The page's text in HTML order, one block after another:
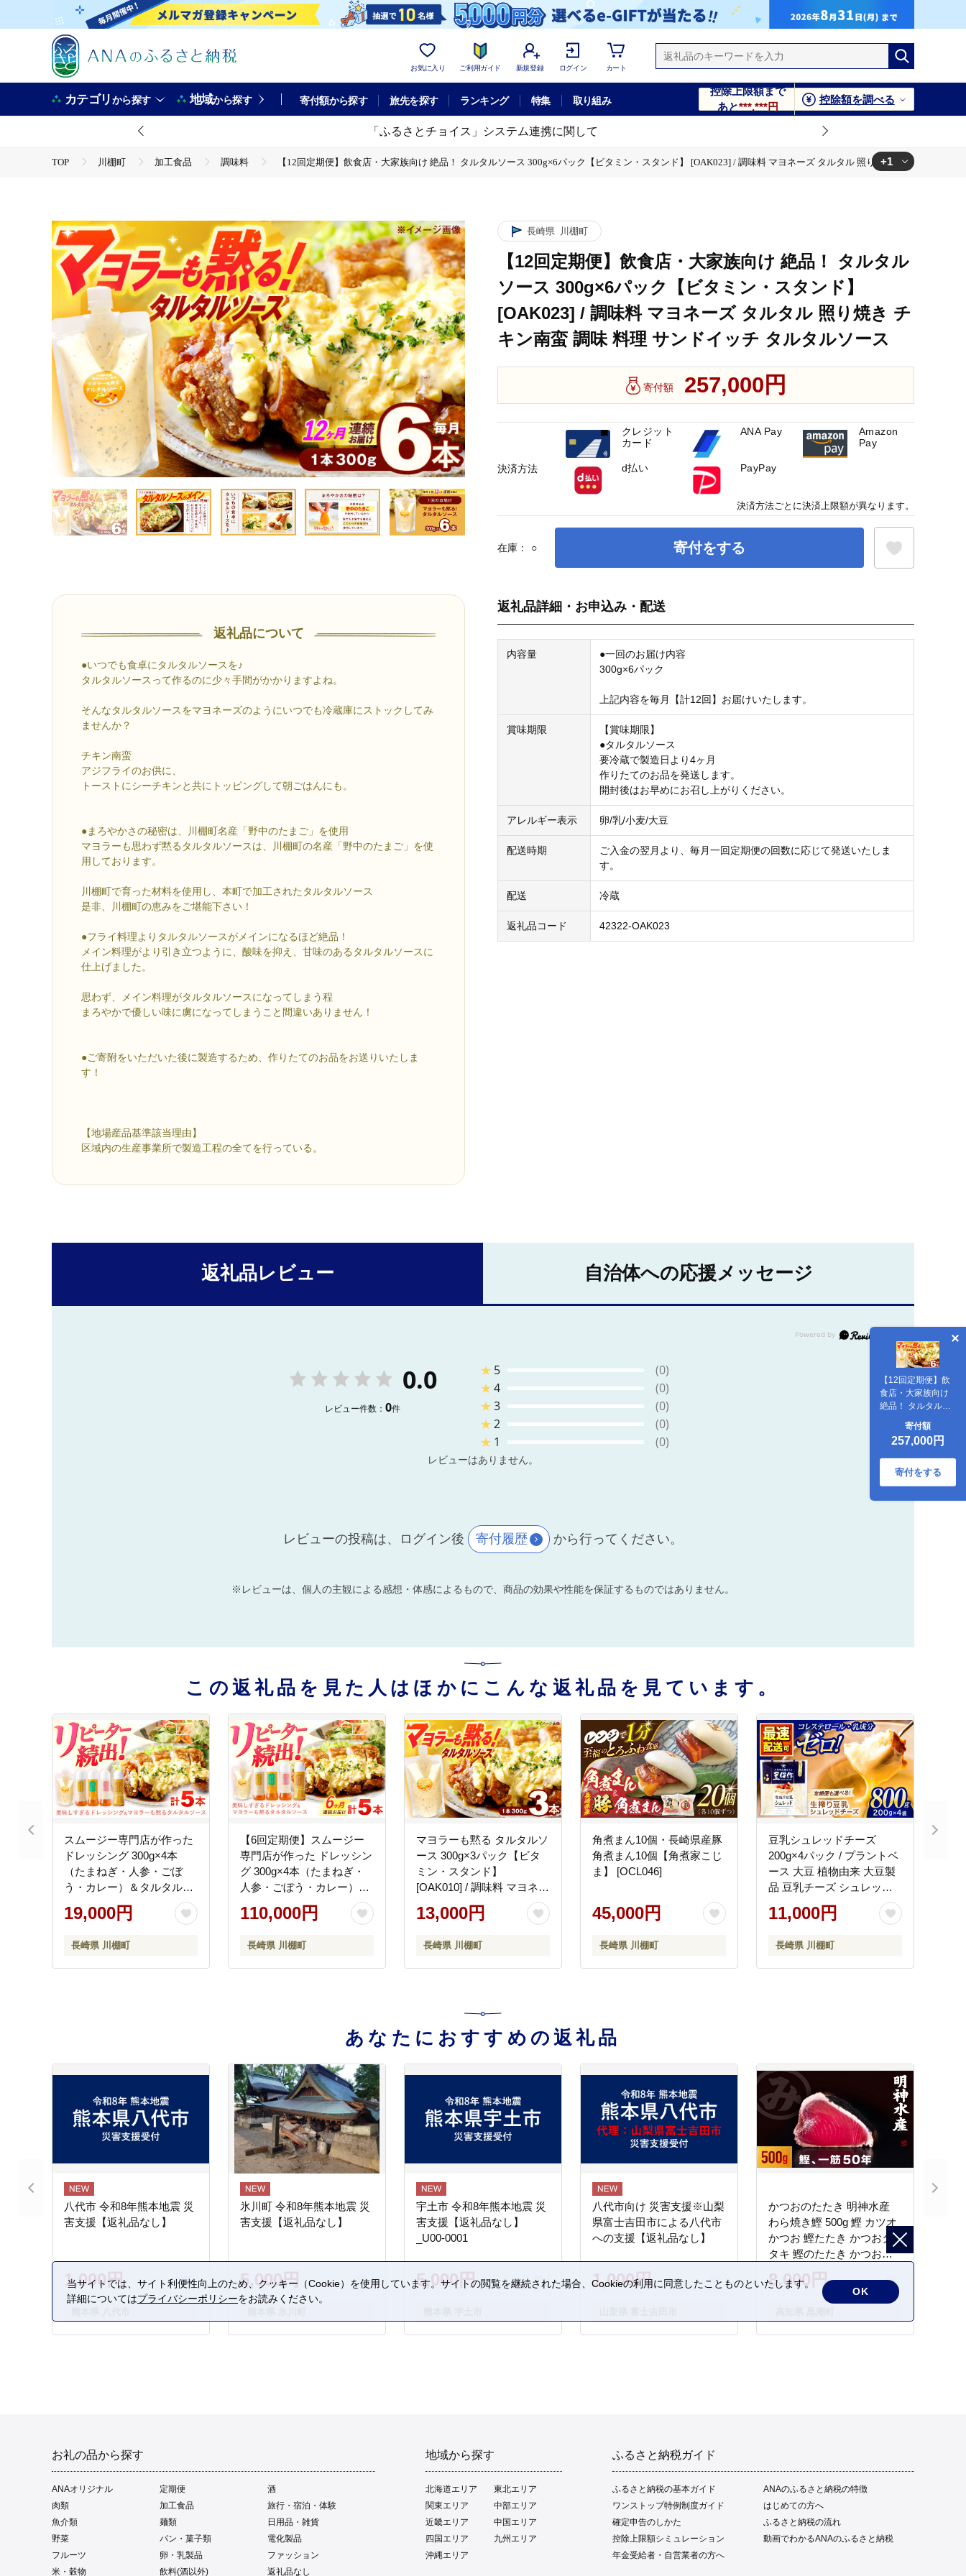
お気に入り ご利用ガイド 新規登録 ログイン カート
カテゴリから探す 地域から探す 寄付額から探す 旅先を探す ランキング 特集 取り組み
控除上限額まで
あと***,***円
控除額を調べる
「ふるさとチョイス」システム連携に関して
TOP 川棚町 加工食品 調味料
【12回定期便】飲食店・大家族向け 絶品！ タルタルソース 300g×6パック【ビタミン・スタンド】 [OAK023] / 調味料 マヨネーズ タルタル 照り焼き チキン南蛮 調
+1
返礼品について
●いつでも食卓にタルタルソースを♪
タルタルソースって作るのに少々手間がかかりますよね。
そんなタルタルソースをマヨネーズのようにいつでも冷蔵庫にストックしてみ
ませんか？
チキン南蛮
アジフライのお供に、
トーストにシーチキンと共にトッピングして朝ごはんにも。
●まろやかさの秘密は、川棚町名産「野中のたまご」を使用
マヨラーも思わず黙るタルタルソースは、川棚町の名産「野中のたまご」を使
用しております。
川棚町で育った材料を使用し、本町で加工されたタルタルソース
是非、川棚町の恵みをご堪能下さい！
●フライ料理よりタルタルソースがメインになるほど絶品！
メイン料理がより引き立つように、酸味を抑え、甘味のあるタルタルソースに
仕上げました。
思わず、メイン料理がタルタルソースになってしまう程
まろやかで優しい味に虜になってしまうこと間違いありません！
●ご寄附をいただいた後に製造するため、作りたてのお品をお送りいたしま
す！
【地場産品基準該当理由】
区域内の生産事業所で製造工程の全てを行っている。
長崎県 川棚町
【12回定期便】飲食店・大家族向け 絶品！ タルタル
ソース 300g×6パック【ビタミン・スタンド】
[OAK023] / 調味料 マヨネーズ タルタル 照り焼き チ
キン南蛮 調味 料理 サンドイッチ タルタルソース
寄付額 257,000円
在庫： ○ 寄付をする
【12回定期便】飲
食店・大家族向け
絶品！ タルタルソ
【ビタミン・スタ
ンド】 [OAK023] /
調味料 マヨネーズ
タルタル 照り焼き
チキン南蛮 調味 料
寄付額
257,000円
寄付をする
返礼品詳細・お申込み・配送
内容量
●一回のお届け内容
300g×6パック
上記内容を毎月【計12回】お届けいたします。
賞味期限
【賞味期限】
●タルタルソース
要冷蔵で製造日より4ヶ月
作りたてのお品を発送します。
開封後はお早めにお召し上がりください。
アレルギー表示 卵/乳/小麦/大豆
配送時期
ご入金の翌月より、毎月一回定期便の回数に応じて発送いたしま
す。
配送 冷蔵
返礼品コード 42322-OAK023
決済方法
クレジット
カード
ANA Pay
Amazon
Pay
d払い PayPay
決済方法ごとに決済上限額が異なります。
返礼品レビュー 自治体への応援メッセージ
0.0
レビュー件数： 0件
★ 5
(0)
★4
(0)
★3
(0)
★2
(0)
★ 1 (0)
レビューはありません。
レビューの投稿は、ログイン後 寄付履歴 から行ってください。
※レビューは、個人の主観による感想・体感によるもので、商品の効果や性能を保証するものではありません。
この返礼品を見た人はほかにこんな返礼品を見ています。
スムージー専門店が作った
ドレッシング 300g×4本
（たまねぎ・人参・ごぼ
う・カレー）＆タルタルソ
ース 300gパウチ【ビタミ
ン・スタンド】 [OAK026]
19,000円
長崎県 川棚町
【6回定期便】スムージー
専門店が作った ドレッシン
グ 300g×4本（たまねぎ・
人参・ごぼう・カレー）＆
タルタルソース 300gパウチ
【ビタミン・スタンド】
110,000円
長崎県 川棚町
マヨラーも黙る タルタルソ
ース 300g×3パック【ビタ
ミン・スタンド】
[OAK010] / 調味料 マヨネー
ズ タルタル 照り焼き チキ
ン南蛮 調味 料理 サンドイ
13,000円
長崎県 川棚町
角煮まん10個・長崎県産豚
角煮まん10個【角煮家こじ
ま】 [OCL046]
45,000円
長崎県 川棚町
豆乳シュレッドチーズ
200g×4パック / プラントベ
ース 大豆 植物由来 大豆製
品 豆乳チーズ シュレッド
ヴィーガン 植物性 乳アレ
ルギー対応 ヘルシー コレ
健康 乳製品不使用 低カロ
リー【大屋食品工業】
11,000円
長崎県 川棚町
あなたにおすすめの返礼品
八代市 令和8年熊本地震 災
害支援【返礼品なし】
1,000円
氷川町 令和8年熊本地震 災
害支援【返礼品なし】
5,000円
宇土市 令和8年熊本地震 災
害支援【返礼品なし】
_U00-0001
5,000円
八代市向け 災害支援※山梨
県富士吉田市による八代市
への支援【返礼品なし】
1,000円
かつおのたたき 明神水産
わら焼き鰹 500g 鰹 カツオ
かつお 鰹たたき かつおタ
タキ 鰹のたたき かつおの
タタキ 藁焼き わら焼き 魚
さかな 海鮮 刺身 お刺身 冷
凍 ご家庭用 グルメ 特産品
フト 贈答品 人気 返礼品 ふ
8,000円
お礼の品から探す
ANAオリジナル 定期便
酒
肉類
加工食品
旅行・宿泊・体験
魚介類
麺類
日用品・雑貨
野菜
パン・菓子類
電化製品
フルーツ
卵・乳製品
ファッション
米・穀物
飲料(酒以外) 返礼品なし
地域から探す
北海道エリア
東北エリア
関東エリア
中部エリア
近畿エリア
中国エリア
四国エリア
九州エリア
沖縄エリア
ふるさと納税ガイド
ふるさと納税の基本ガイド
ANAのふるさと納税の特徴
ワンストップ特例制度ガイド
はじめての方へ
確定申告のしかた
ふるさと納税の流れ
控除上限額シミュレーション
動画でわかるANAのふるさと納税
年金受給者・自営業者の方へ
当サイトでは、サイト利便性向上のため、クッキー（Cookie）を使用しています。サイトの閲覧を継続された場合、Cookieの利用に同意したことものといたします。
詳細についてはプライバシーポリシーをお読みください。
OK